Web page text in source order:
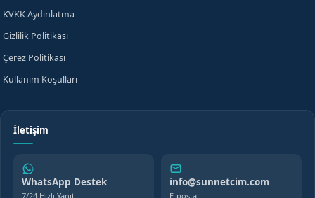
KVKK Aydınlatma
Gizlilik Politikası
Çerez Politikası
Kullanım Koşulları
İletişim
WhatsApp Destek
7/24 Hızlı Yanıt
info@sunnetcim.com
E-posta